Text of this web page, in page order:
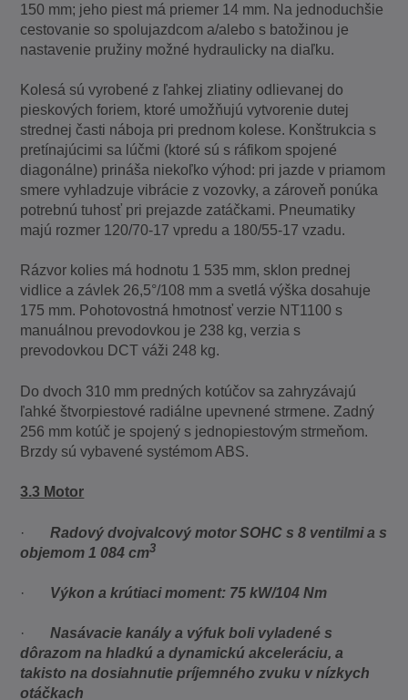
150 mm; jeho piest má priemer 14 mm. Na jednoduchšie
cestovanie so spolujazdcom a/alebo s batožinou je
nastavenie pružiny možné hydraulicky na diaľku.
Kolesá sú vyrobené z ľahkej zliatiny odlievanej do
pieskových foriem, ktoré umožňujú vytvorenie dutej
strednej časti náboja pri prednom kolese. Konštrukcia s
pretínajúcimi sa lúčmi (ktoré sú s ráfikom spojené
diagonálne) prináša niekoľko výhod: pri jazde v priamom
smere vyhladzuje vibrácie z vozovky, a zároveň ponúka
potrebnú tuhosť pri prejazde zatáčkami. Pneumatiky
majú rozmer 120/70-17 vpredu a 180/55-17 vzadu.
Rázvor kolies má hodnotu 1 535 mm, sklon prednej
vidlice a závlek 26,5°/108 mm a svetlá výška dosahuje
175 mm. Pohotovostná hmotnosť verzie NT1100 s
manuálnou prevodovkou je 238 kg, verzia s
prevodovkou DCT váži 248 kg.
Do dvoch 310 mm predných kotúčov sa zahryzávajú
ľahké štvorpiestové radiálne upevnené strmene. Zadný
256 mm kotúč je spojený s jednopiestovým strmeňom.
Brzdy sú vybavené systémom ABS.
3.3 Motor
·Radový dvojvalcový motor SOHC s 8 ventilmi a s
objemom 1 084 cm3
· Výkon a krútiaci moment: 75 kW/104 Nm
·Nasávacie kanály a výfuk boli vyladené s
dôrazom na hladkú a dynamickú akceleráciu, a
takisto na dosiahnutie príjemného zvuku v nízkych
otáčkach